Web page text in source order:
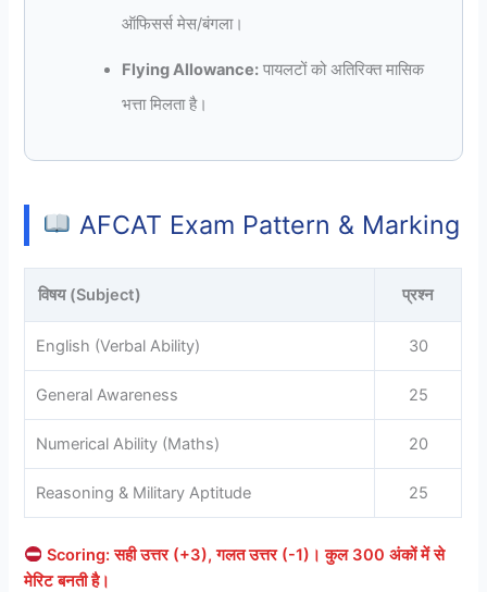
ऑफिसर्स मेस/बंगला।
Flying Allowance: पायलटों को अतिरिक्त मासिक
भत्ता मिलता है।
AFCAT Exam Pattern & Marking
विषय (Subject) प्रश्न
English (Verbal Ability) 30
General Awareness 25
Numerical Ability (Maths) 20
Reasoning & Military Aptitude 25
Scoring: सही उत्तर (+3), गलत उत्तर (-1)। कुल 300 अंकों में से
मेरिट बनती है।